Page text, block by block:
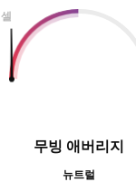
셀
무빙 애버리지
뉴트럴